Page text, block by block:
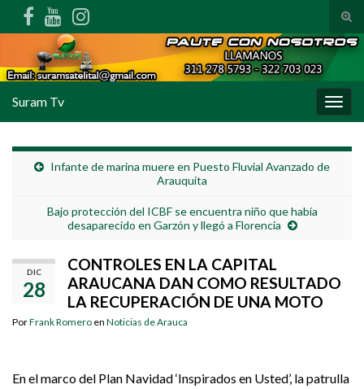
Suram Tv
Infante de marina muere en Puesto Fluvial Avanzado de
Arauquita
Bajo protección del ICBF se encuentra niño que había
desaparecido en Garzón y llegó a Florencia
DIC
28
CONTROLES EN LA CAPITAL
ARAUCANA DAN COMO RESULTADO
LA RECUPERACIÓN DE UNA MOTO
PorFrank Romero en Noticias de Arauca
En el marco del Plan Navidad ‘Inspirados en Usted’, la patrulla